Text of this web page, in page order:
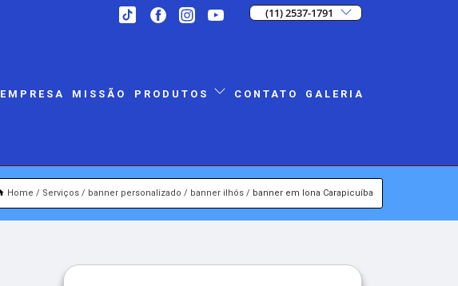
(11) 2537-1791
EMPRESA MISSÃO PRODUTOS CONTATO GALERIA
Home Serviços banner personalizado banner ilhós banner em lona Carapicuíba